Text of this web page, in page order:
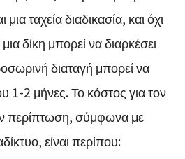
μια ταχεία διαδικασία, και όχι
δίκη μπορεί να διαρκέσει
διαταγή μπορεί να
1-2 μήνες. Το κόστος για τον
περίπτωση, σύμφωνα με
είναι περίπου: